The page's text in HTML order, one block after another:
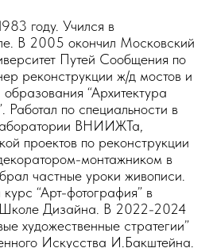
году. Учился в
В 2005 окончил Московский
Путей Сообщения по
реконструкции ж/д мостов и
“Архитектура
Работал по специальности в
ВНИИЖТа,
проектов по реконструкции
монтажником в
частные уроки живописи.
“Арт-фотография” в
Дизайна. В 2022-2024
художественные стратегии”
Искусства И.Бакштейна.